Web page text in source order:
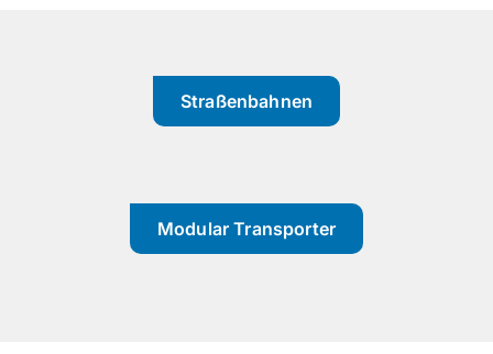
Straßenbahnen
Modular Transporter